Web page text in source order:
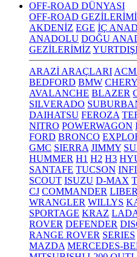
OFF-ROAD DÜNYASI
OFF-ROAD
AKDENİZ EGE İÇ
ANADOLU DOĞU
GEZİLERİMİZ
ARAZİ ARAÇLARI
BEDFORD BMW CHERY
AVALANCHE BLAZER
SILVERADO
DAIHATSU FEROZA
NITRO POWERWAGON
FORD BRONCO
GMC SIERRA JIMMY
HUMMER H1 H2 H3
SANTAFE TUCSON
SCOUT ISUZU D-MAX
CJ COMMANDER
WRANGLER WILLYS
SPORTAGE KRAZ
ROVER DEFENDER
RANGE ROVER SERIES
MAZDA MERCEDES-